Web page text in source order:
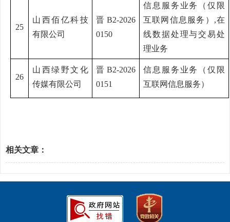
25
山西佰亿科技
有限公司
晋 B2-2026
0150
信息服务业务（仅限
互联网信息服务） ,在
线数据处理与交易处
理业务
26
山西绿野文化
传媒有限公司
晋 B2-2026
0151
信息服务业务（仅限
互联网信息服务）
相关文章：